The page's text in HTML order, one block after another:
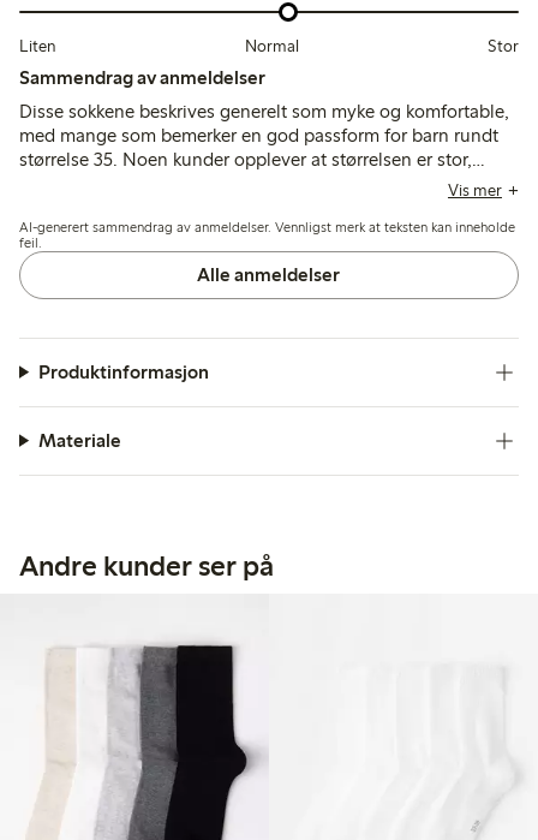
Liten Normal Stor
Sammendrag av anmeldelser
Disse sokkene beskrives generelt som myke og komfortable,
med mange som bemerker en god passform for barn rundt
størrelse 35. Noen kunder opplever at størrelsen er stor,
Vis mer
AI-generert sammendrag av anmeldelser. Vennligst merk at teksten kan inneholde
feil.
Alle anmeldelser
Produktinformasjon
Materiale
Andre kunder ser på